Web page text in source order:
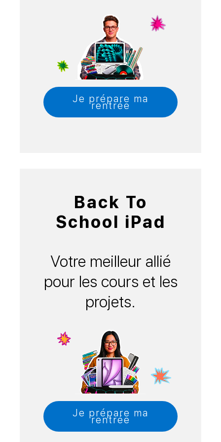
Je prépare ma
rentrée
Back To
School iPad
Votre meilleur allié
pour les cours et les
projets.
Je prépare ma
rentrée